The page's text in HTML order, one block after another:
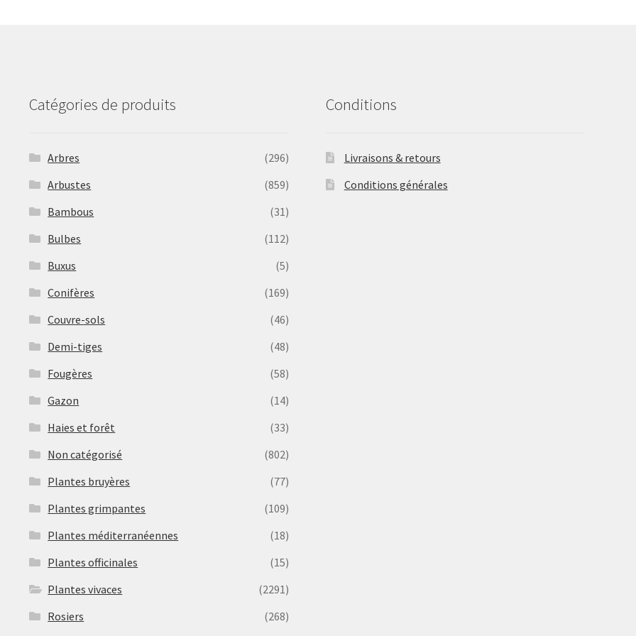
page
page
Catégories de produits
Arbres
(296)
Arbustes
(859)
Bambous
(31)
Bulbes
(112)
Buxus
(5)
Conifères
(169)
Couvre-sols
(46)
Demi-tiges
(48)
Fougères
(58)
Gazon
(14)
Haies et forêt
(33)
Non catégorisé
(802)
Plantes bruyères
(77)
Plantes grimpantes
(109)
Plantes méditerranéennes
(18)
Plantes officinales
(15)
Plantes vivaces
(2291)
Rosiers
(268)
Conditions
Livraisons & retours
Conditions générales